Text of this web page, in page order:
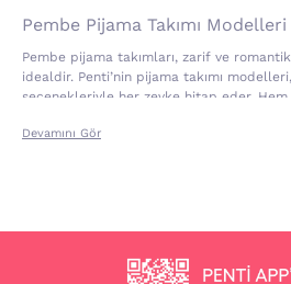
Pembe Pijama Takımı Modelleri
Pembe pijama takımları, zarif ve
idealdir. Penti’nin pijama takımı
seçenekleriyle her zevke hitap eder.
Pembe rengin yumuşak ve tatlı tonları,
açıdan da avantajlıdırlar. Yumuşak ve
sayesinde nefes alabilen pijama
Devamını Gör